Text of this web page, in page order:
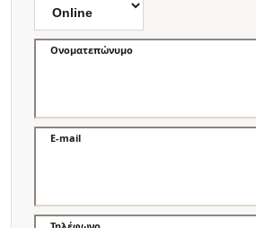
Ονοματεπώνυμο
E-mail